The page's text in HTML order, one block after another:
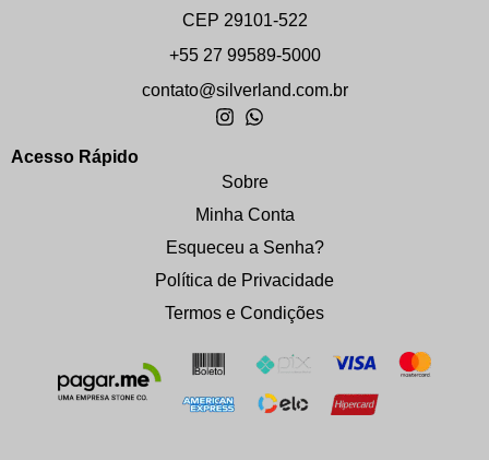
CEP 29101-522
+55 27 99589-5000
contato@silverland.com.br
Acesso Rápido
Sobre
Minha Conta
Esqueceu a Senha?
Política de Privacidade
Termos e Condições